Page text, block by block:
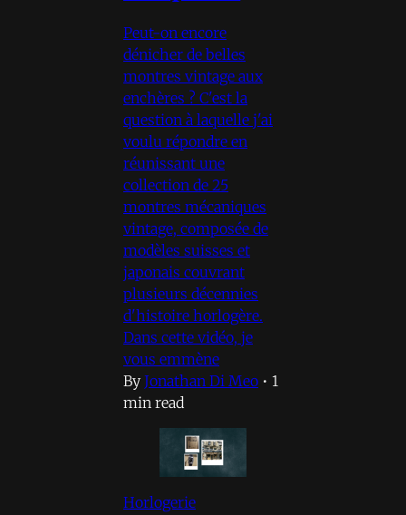
Peut-on encore
dénicher de belles
montres vintage aux
enchères ? C'est la
question à laquelle j'ai
voulu répondre en
réunissant une
collection de 25
montres mécaniques
vintage, composée de
modèles suisses et
japonais couvrant
plusieurs décennies
d'histoire horlogère.
Dans cette vidéo, je
vous emmène
By Jonathan Di Meo • 1
min read
Horlogerie